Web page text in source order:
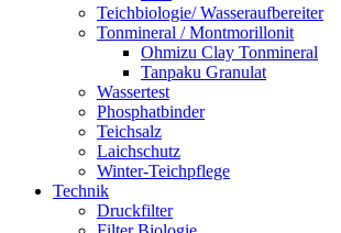
Teichbiologie/ Wasseraufbereiter
Tonmineral / Montmorillonit
Ohmizu Clay Tonmineral
Tanpaku Granulat
Wassertest
Phosphatbinder
Teichsalz
Laichschutz
Winter-Teichpflege
Technik
Druckfilter